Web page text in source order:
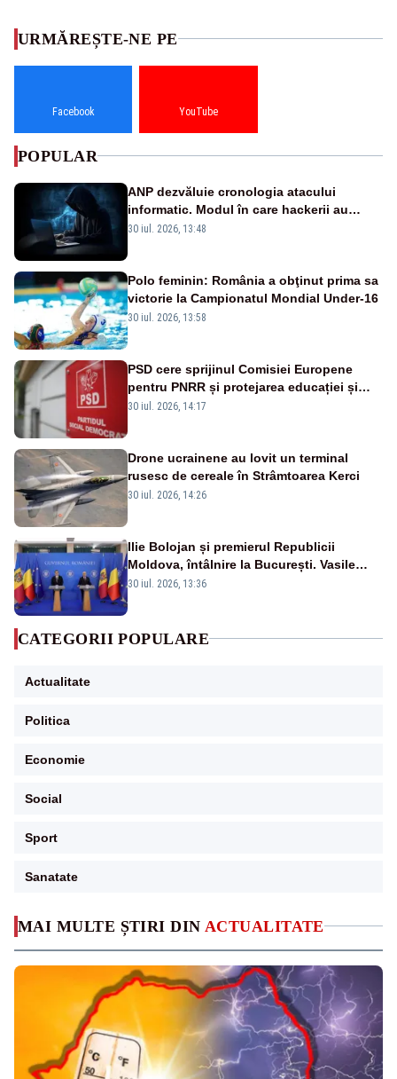
MAI MULTE ȘTIRI DIN ACTUALITATE
URMĂREȘTE-NE PE
Facebook YouTube
POPULAR
ANP dezvăluie cronologia atacului
informatic. Modul în care hackerii au
pătruns în rețea rămâne necunoscut
30 iul. 2026, 13:48
Polo feminin: România a obţinut prima sa
victorie la Campionatul Mondial Under-16
30 iul. 2026, 13:58
PSD cere sprijinul Comisiei Europene
pentru PNRR și protejarea educației și
sănătății
30 iul. 2026, 14:17
Drone ucrainene au lovit un terminal
rusesc de cereale în Strâmtoarea Kerci
30 iul. 2026, 14:26
Ilie Bolojan și premierul Republicii
Moldova, întâlnire la București. Vasile
Tofan, primit cu onoruri militare
30 iul. 2026, 13:36
CATEGORII POPULARE
Actualitate
Politica
Economie
Social
Sport
Sanatate